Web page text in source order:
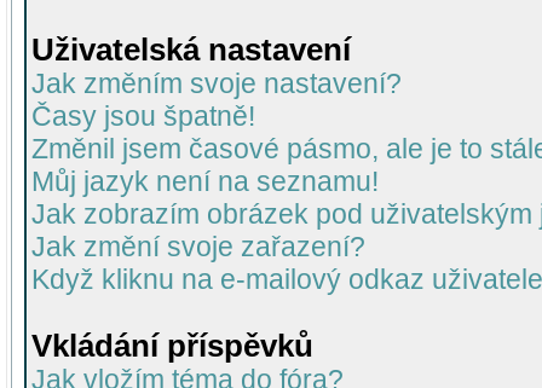
Uživatelská nastavení
Jak změním svoje nastavení?
Časy jsou špatně!
Změnil jsem časové pásmo, ale je to
Můj jazyk není na seznamu!
Jak zobrazím obrázek pod uživatelským
Jak změní svoje zařazení?
Když kliknu na e-mailový odkaz
Vkládání příspěvků
Jak vložím téma do fóra?